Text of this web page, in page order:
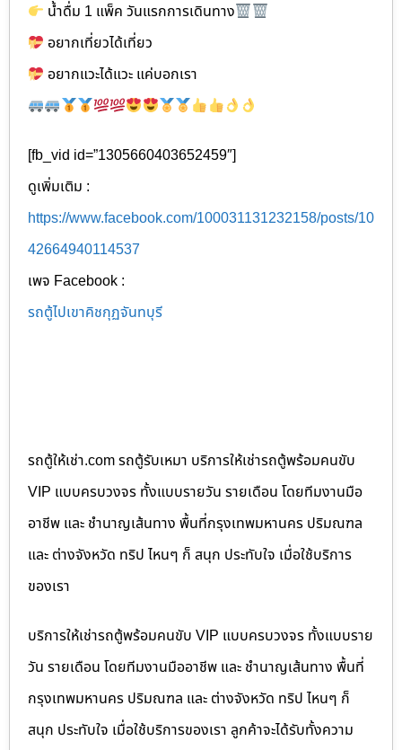
น้ำดื่ม 1 แพ็ค วันแรกการเดินทาง
อยากเที่ยวได้เที่ยว
อยากแวะได้แวะ แค่บอกเรา
[fb_vid id=”1305660403652459″]
ดูเพิ่มเติม :
https://www.facebook.com/100031131232158/posts/10
42664940114537
เพจ Facebook :
รถตู้ไปเขาคิชกุฏจันทบุรี
รถตู้ให้เช่า.com รถตู้รับเหมา บริการให้เช่ารถตู้พร้อมคนขับ
VIP แบบครบวงจร ทั้งแบบรายวัน รายเดือน โดยทีมงานมือ
อาชีพ และ ชำนาญเส้นทาง พื้นที่กรุงเทพมหานคร ปริมณฑล
และ ต่างจังหวัด ทริป ไหนๆ ก็ สนุก ประทับใจ เมื่อใช้บริการ
ของเรา
บริการให้เช่ารถตู้พร้อมคนขับ VIP แบบครบวงจร ทั้งแบบราย
วัน รายเดือน โดยทีมงานมืออาชีพ และ ชำนาญเส้นทาง พื้นที่
กรุงเทพมหานคร ปริมณฑล และ ต่างจังหวัด ทริป ไหนๆ ก็
สนุก ประทับใจ เมื่อใช้บริการของเรา ลูกค้าจะได้รับทั้งความ